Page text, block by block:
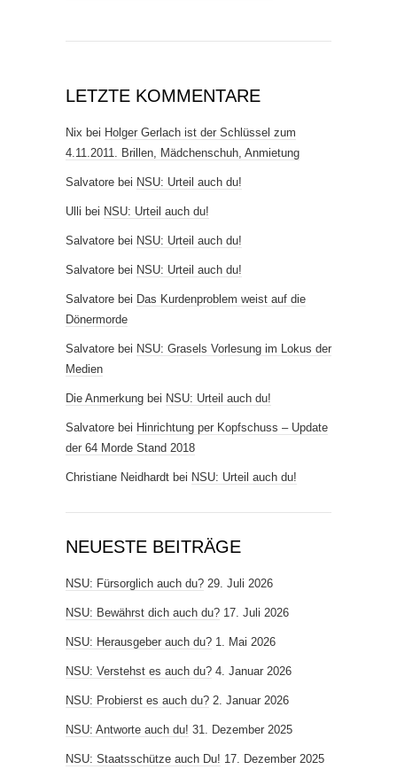
LETZTE KOMMENTARE
Nix bei Holger Gerlach ist der Schlüssel zum
4.11.2011. Brillen, Mädchenschuh, Anmietung
Salvatore bei NSU: Urteil auch du!
Ulli bei NSU: Urteil auch du!
Salvatore bei NSU: Urteil auch du!
Salvatore bei NSU: Urteil auch du!
Salvatore bei Das Kurdenproblem weist auf die
Dönermorde
Salvatore bei NSU: Grasels Vorlesung im Lokus der
Medien
Die Anmerkung bei NSU: Urteil auch du!
Salvatore bei Hinrichtung per Kopfschuss – Update
der 64 Morde Stand 2018
Christiane Neidhardt bei NSU: Urteil auch du!
NEUESTE BEITRÄGE
NSU: Fürsorglich auch du? 29. Juli 2026
NSU: Bewährst dich auch du? 17. Juli 2026
NSU: Herausgeber auch du? 1. Mai 2026
NSU: Verstehst es auch du? 4. Januar 2026
NSU: Probierst es auch du? 2. Januar 2026
NSU: Antworte auch du! 31. Dezember 2025
NSU: Staatsschütze auch Du! 17. Dezember 2025